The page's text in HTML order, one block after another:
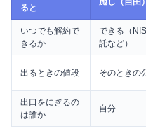
ると
いつでも解約で
きるか
できる（
託など）
出るときの値段 そのときの
出口をにぎるの
は誰か
自分